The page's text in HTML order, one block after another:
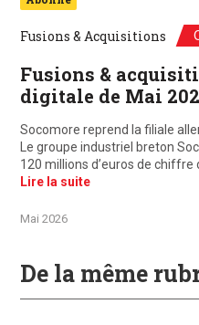
Fusions & Acquisitions
Fusions &
digitale de Mai
Socomore reprend la filiale
Le groupe industriel breton
120 millions d’euros de chiffre
Lire la suite
Mai 2026
De la même